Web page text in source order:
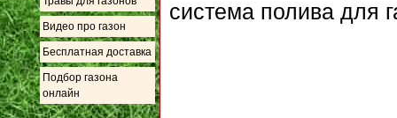
Видео про газон
Бесплатная доставка
Подбор газона
онлайн
система полива для